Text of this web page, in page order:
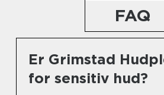
FAQ
Er Grimstad
for sensitiv hud?